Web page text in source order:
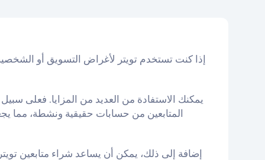
إذا كنت تستخدم تويتر لأغراض التسويق أو
المتابعين من حسابات حقيقية ونشطة، مما
إضافة إلى ذلك، يمكن أن يساعد شراء متابعين